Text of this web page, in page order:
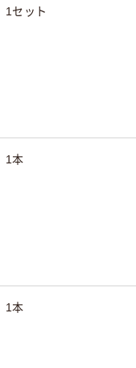
1セット
1本
1本